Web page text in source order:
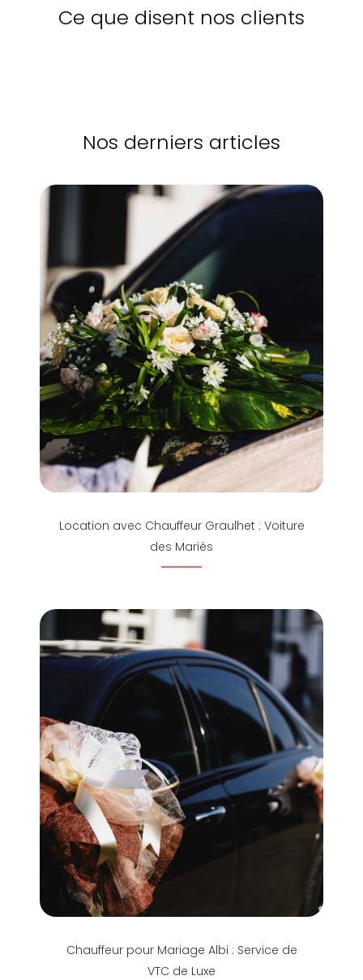
Ce que disent nos clients
Nos derniers articles
Location avec Chauffeur Graulhet : Voiture
des Mariés
Chauffeur pour Mariage Albi : Service de
VTC de Luxe